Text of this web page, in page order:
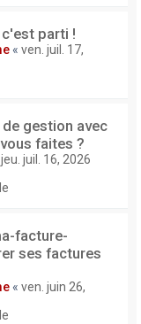
parti !
« ven. juil. 17,
gestion avec
faites ?
jeu. juil. 16, 2026
facture-
ses factures
« ven. juin 26,